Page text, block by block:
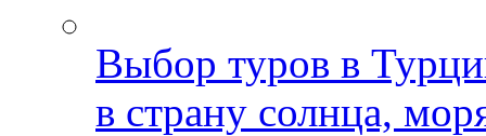
Выбор туров в
в страну солнца,